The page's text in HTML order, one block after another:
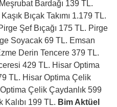
Bardağı 139 TL.
Bıçak Takımı 1.179 TL.
Şef Bıçağı 175 TL. Pirge
Soyacak 69 TL. Emsan
Derin Tencere 379 TL.
429 TL. Hisar Optima
TL. Hisar Optima Çelik
Çelik Çaydanlık 599
199 TL. Bim Aktüel